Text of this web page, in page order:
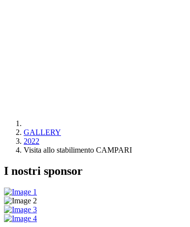
GALLERY
2022
Visita allo stabilimento CAMPARI
I nostri sponsor